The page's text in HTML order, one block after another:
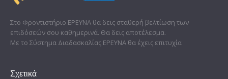
Στο Φροντιστήριο ΕΡΕΥΝΑ θα δεις σταθερή βελτίωση των
επιδόσεών σου καθημερινά. Θα δεις αποτέλεσμα.
Με το Σύστημα Διαδασκαλίας ΕΡΕΥΝΑ θα έχεις επιτυχία
Σχετικά